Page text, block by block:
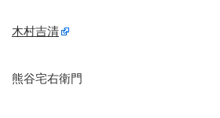
木村吉清
熊谷宅右衛門